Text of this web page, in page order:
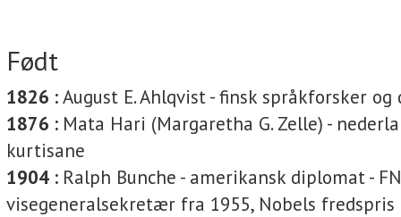
Født
1826 :August E. Ahlqvist-finsk språkforsker og
1876 : Mata Hari (Margaretha G. Zelle) -
kurtisane
1904 : Ralph Bunche - amerikansk diplomat -
visegeneralsekretær fra 1955, Nobels fredspris